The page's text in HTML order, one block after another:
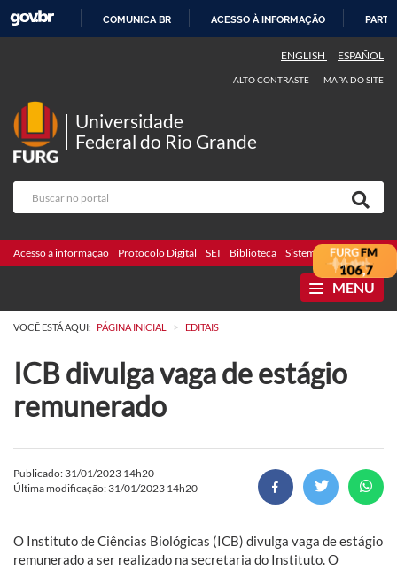
COMUNICA BR ACESSO À INFORMAÇÃO
ENGLISH ESPAÑOL
ALTO CONTRASTE MAPA DO SITE
Universidade
Federal do Rio Grande
Acesso à informação Protocolo Digital SEI Biblioteca Sistemas Webmail
MENU
VOCÊ ESTÁ AQUI: PÁGINA INICIAL > EDITAIS
ICB divulga vaga de estágio
remunerado
Publicado: 31/01/2023 14h20
Última modificação: 31/01/2023 14h20
O Instituto de Ciências Biológicas (ICB) divulga vaga de estágio
remunerado a ser realizado na secretaria do Instituto. O